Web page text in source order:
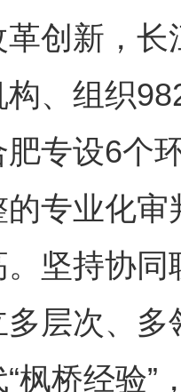
创新，
、组织
专设6个
专业化
坚持协
层次、
枫桥经验”